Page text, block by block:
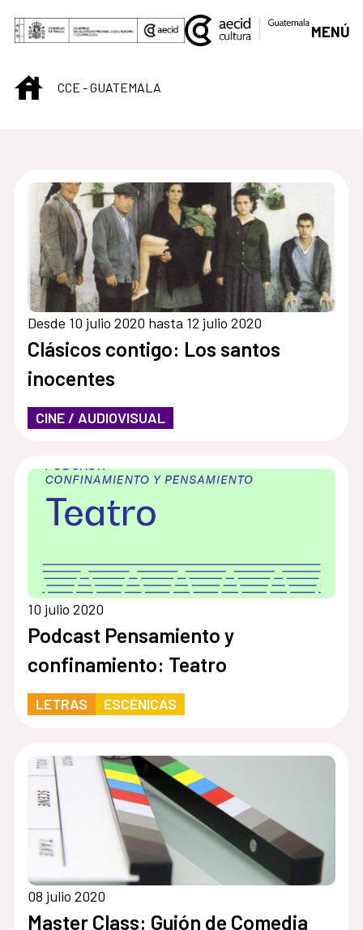
Saltar al contenido principal
MENÚ
INICIOCCE - GUATEMALA
Desde 10 julio 2020 hasta 12 julio 2020
Clásicos contigo: Los santos
inocentes
CINE / AUDIOVISUAL
10 julio 2020
Podcast Pensamiento y
confinamiento: Teatro
LETRAS ESCÉNICAS
08 julio 2020
Master Class: Guión de Comedia